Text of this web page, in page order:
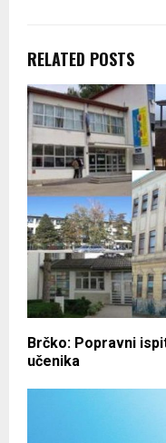
RELATED POSTS
Brčko: Popravni
učenika